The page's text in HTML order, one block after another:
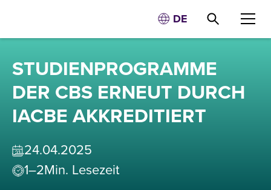
DE
STUDIENPROGRAMME
DER CBS ERNEUT DURCH
IACBE AKKREDITIERT
24.04.2025
1–2Min. Lesezeit